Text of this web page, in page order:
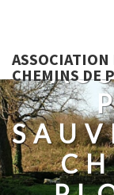
ASSOCIATION
CHEMINS DE